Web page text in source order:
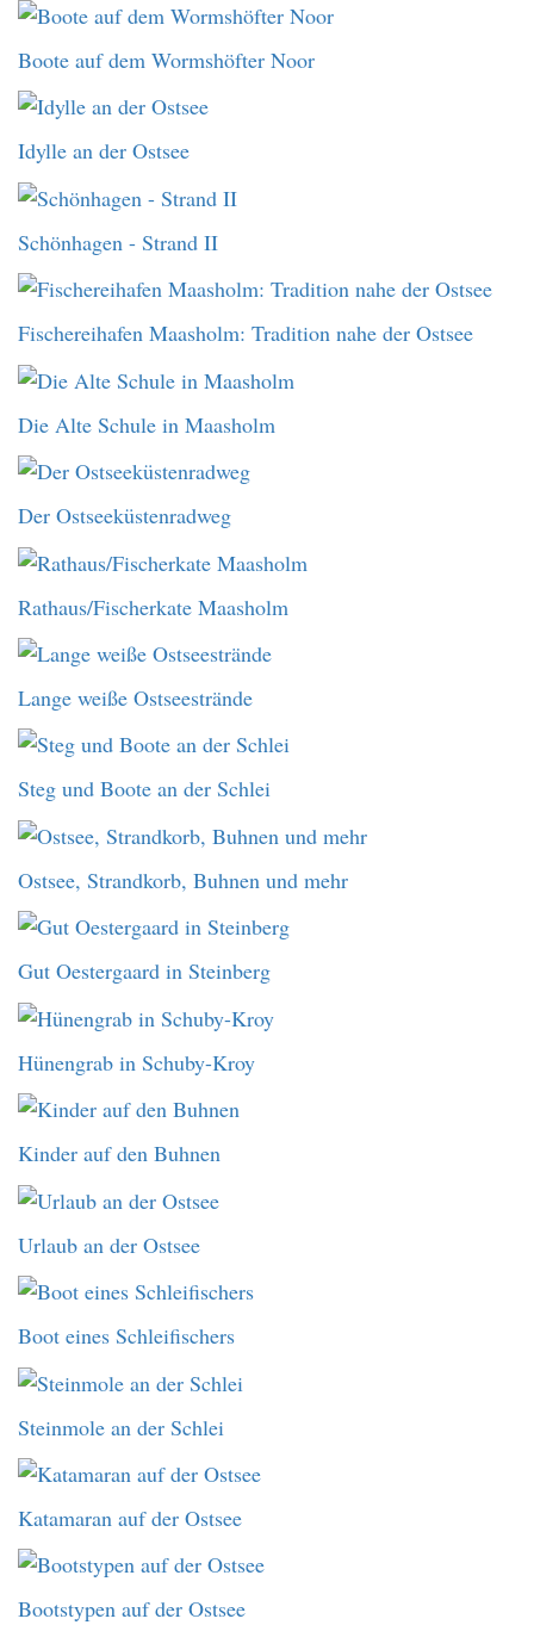
Boote auf dem Wormshöfter Noor
Idylle an der Ostsee
Schönhagen - Strand II
Fischereihafen Maasholm: Tradition nahe der Ostsee
Die Alte Schule in Maasholm
Der Ostseeküstenradweg
Rathaus/Fischerkate Maasholm
Lange weiße Ostseestrände
Steg und Boote an der Schlei
Ostsee, Strandkorb, Buhnen und mehr
Gut Oestergaard in Steinberg
Hünengrab in Schuby-Kroy
Kinder auf den Buhnen
Urlaub an der Ostsee
Boot eines Schleifischers
Steinmole an der Schlei
Katamaran auf der Ostsee
Bootstypen auf der Ostsee